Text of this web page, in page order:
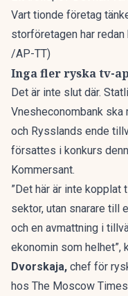
Vart tionde företag
storföretagen har
/AP-TT)
Inga fler ryska tv-
Det är inte slut där.
Vnesheconombank
och Rysslands ende
försattes i konkurs
Kommersant.
”Det här är inte
sektor, utan snarare till
och en avmattning i
ekonomin som helhet”,
Dvorskaja, chef för
hos The Moscow